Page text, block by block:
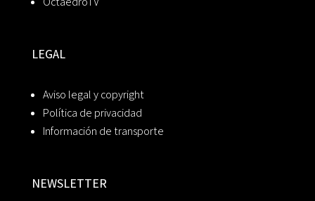
LEGAL
Aviso legal y copyright
Política de privacidad
Información de transporte
NEWSLETTER